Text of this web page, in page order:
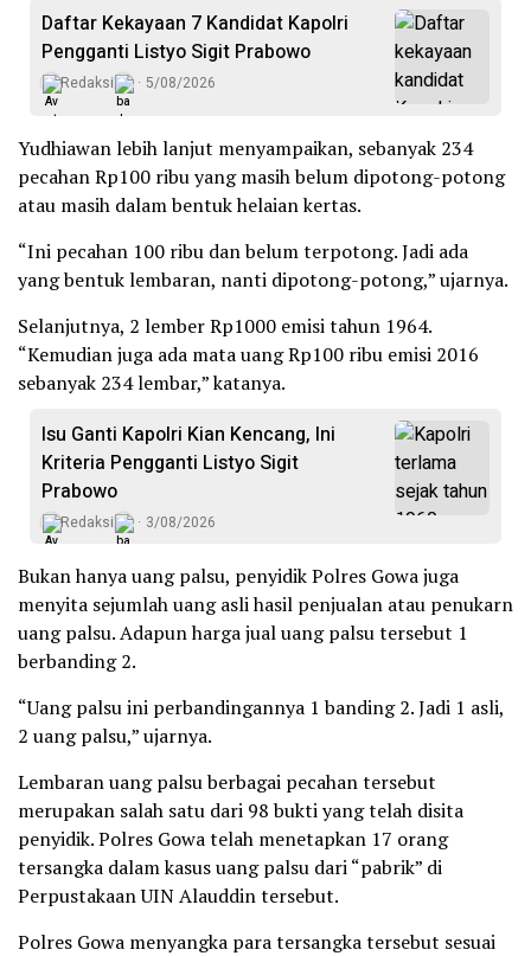
Daftar Kekayaan 7 Kandidat Kapolri
Pengganti Listyo Sigit Prabowo
Redaksi 5/08/2026
Yudhiawan lebih lanjut menyampaikan, ‎sebanyak 234
pecahan Rp100 ribu yang masih belum dipotong-potong
atau masih dalam bentuk helaian kertas.
“Ini pecahan 100 ribu dan belum terpotong. Jadi ada
yang bentuk lembaran, nanti dipotong-potong,” ujarnya.
Selanjutnya, 2 lember Rp1000 emisi tahun 1964.‎
“Kemudian juga ada mata uang Rp100 ribu emisi 2016
sebanyak 234 lembar,” katanya. ‎
Isu Ganti Kapolri Kian Kencang, Ini
Kriteria Pengganti Listyo Sigit
Prabowo
Redaksi 3/08/2026
Bukan hanya uang palsu, penyidik Polres Gowa juga
menyita sejumlah uang asli hasil penjualan atau penukarn
uang palsu. Adapun harga jual uang palsu tersebut 1
berbanding 2.
‎“Uang palsu ini perbandingannya 1 banding 2. Jadi 1 asli,
2 uang palsu,” ujarnya.
Lembaran uang palsu berbagai pecahan tersebut
merupakan salah satu dari 98 bukti yang telah disita
penyidik. Polres Gowa telah menetapkan 17 orang
tersangka dalam kasus uang palsu dari “pabrik” di
Perpustakaan UIN Alauddin tersebut.
Polres Gowa menyangka para tersangka tersebut sesuai